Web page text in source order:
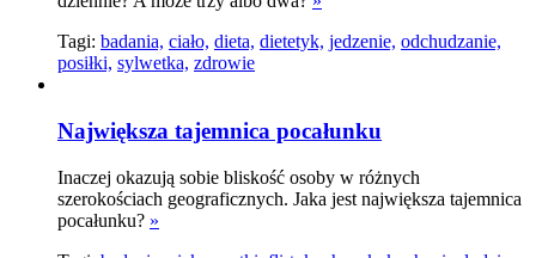
Tagi: badania, ciało, dieta, dietetyk, jedzenie, odchudzanie,
posiłki, sylwetka, zdrowie
Największa tajemnica pocałunku
Inaczej okazują sobie bliskość osoby w różnych
szerokościach geograficznych. Jaka jest największa tajemnica
pocałunku? »